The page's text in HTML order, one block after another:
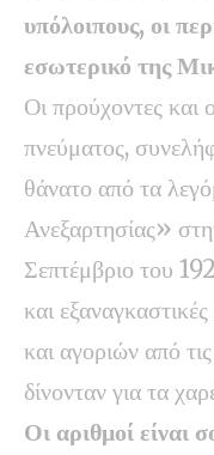
υπόλοιπους, οι
εσωτερικό της
Οι προύχοντες και
πνεύματος,
θάνατο από τα
Ανεξαρτησίας»
Σεπτέμβριο του
και
και αγοριών από
δίνονταν για τα
Οι αριθμοί είναι